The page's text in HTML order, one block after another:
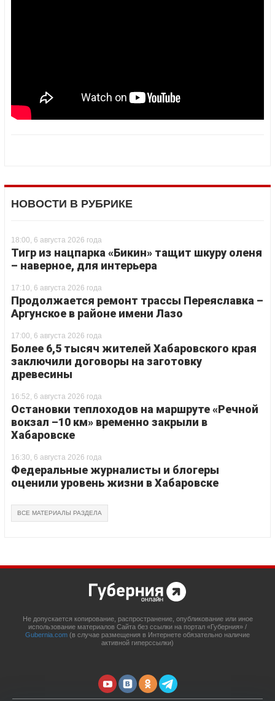
НОВОСТИ В РУБРИКЕ
18:00, 6 августа 2026 года
Тигр из нацпарка «Бикин» тащит шкуру оленя
– наверное, для интерьера
17:10, 6 августа 2026 года
Продолжается ремонт трассы Переяславка –
Аргунское в районе имени Лазо
17:00, 6 августа 2026 года
Более 6,5 тысяч жителей Хабаровского края
заключили договоры на заготовку
древесины
16:52, 6 августа 2026 года
Остановки теплоходов на маршруте «Речной
вокзал –10 км» временно закрыли в
Хабаровске
16:30, 6 августа 2026 года
Федеральные журналисты и блогеры
оценили уровень жизни в Хабаровске
ВСЕ МАТЕРИАЛЫ РАЗДЕЛА
Не допускается копирование, распространение, опубликование или иное
использование материалов Сайта без ссылки на портал «Губерния» /
Gubernia.com (в случае размещения в Интернете обязательно наличие
активной гиперссылки)